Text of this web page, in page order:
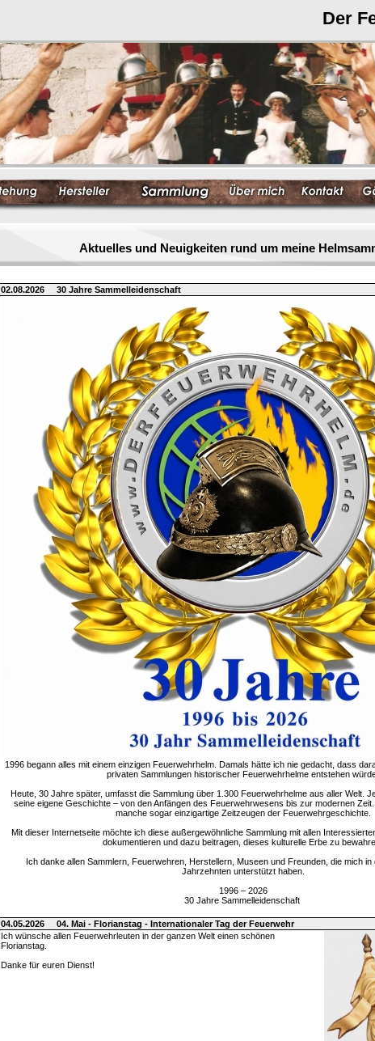
Der
Aktuelles und Neuigkeiten rund um meine
02.08.2026 30 Jahre Sammelleidenschaft
1996 begann alles mit einem einzigen Feuerwehrhelm. Damals hätte ich nie gedacht, dass
privaten Sammlungen historischer Feuerwehrhelme entstehen
Heute, 30 Jahre später, umfasst die Sammlung über 1.300 Feuerwehrhelme aus aller Welt.
seine eigene Geschichte – von den Anfängen des Feuerwehrwesens bis zur modernen
manche sogar einzigartige Zeitzeugen der Feuerwehrgeschichte.
Mit dieser Internetseite möchte ich diese außergewöhnliche Sammlung mit allen
dokumentieren und dazu beitragen, dieses kulturelle Erbe zu
Ich danke allen Sammlern, Feuerwehren, Herstellern, Museen und Freunden, die mich
Jahrzehnten unterstützt haben.
1996 – 2026
30 Jahre Sammelleidenschaft
04.05.2026
04. Mai - Florianstag - Internationaler Tag der Feuerwehr
Ich wünsche allen Feuerwehrleuten in der ganzen Welt einen schönen
Florianstag.
Danke für euren Dienst!